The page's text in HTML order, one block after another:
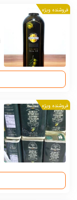
فروشنده ویژه
فروشنده ویژه